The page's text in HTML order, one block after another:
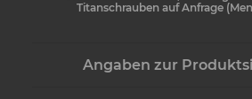
Titanschrauben auf Anfrage
Angaben zur